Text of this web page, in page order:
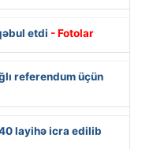
etdi - Fotolar
referendum üçün
layihə icra edilib